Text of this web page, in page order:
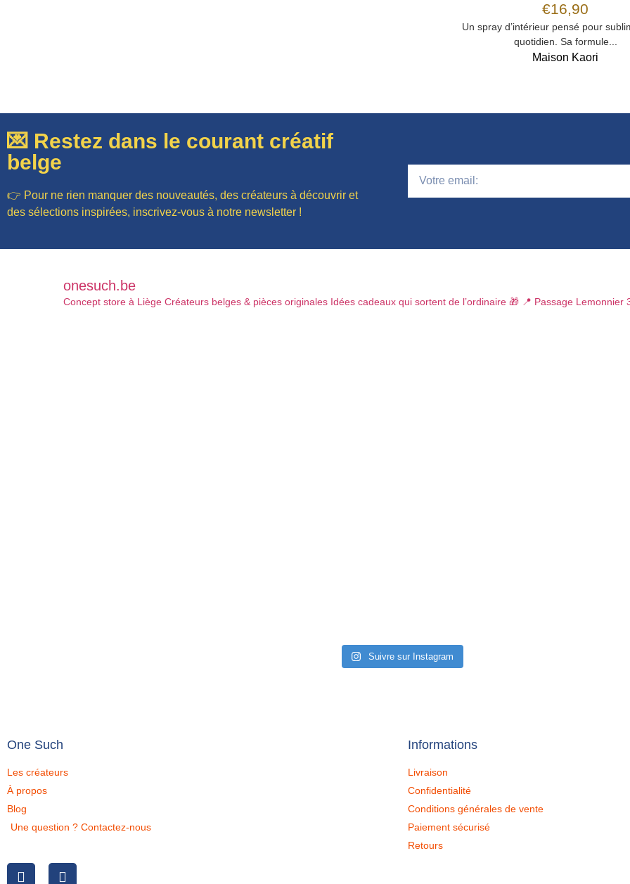
€16,90
Un spray d’intérieur pensé pour
quotidien. Sa formule...
Maison Kaori
💌 Restez dans le courant créatif
belge
👉 Pour ne rien manquer des nouveautés, des créateurs à découvrir et
des sélections inspirées, inscrivez-vous à notre newsletter !
onesuch.be
Concept store à Liège Créateurs belges & pièces originales Idées cadeaux qui sortent de l’ordinaire 🎁 📍 Passage Lemonnier
Suivre sur Instagram
One Such
Les créateurs
À propos
Blog
Une question ? Contactez-nous
Informations
Livraison
Confidentialité
Conditions générales de vente
Paiement sécurisé
Retours